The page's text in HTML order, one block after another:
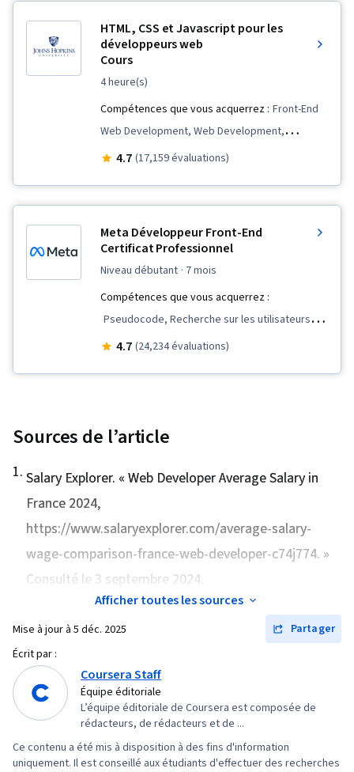
HTML, CSS et Javascript pour les
développeurs web
Cours
4 heure(s)
Compétences que vous acquerrez : Front-End
Web Development, Web Development,
Software Installation, Frontend Performance,
Development, Server Side, Web Applications,
Development Environment, HTML and CSS,
4.7 (17,159 évaluations)
Meta Développeur Front-End
Certificat Professionnel
niveau débutant · 7 mois
Compétences que vous acquerrez :
Pseudocode, Recherche sur les utilisateurs,
Réutilisation du code, Conception de
de balisage hypertexte (HTML), Javascript,
cascade (CSS), Conception centrée sur
Commandes Linux, Cadres JavaScript,
Recherche en design, Facilité d'utilisation,
Conception de l'interface et de l'expérience
(système de contrôle de version), Conception
de l'interface utilisateur (UI), Tests
sites web réactifs, Applications Web,
Développement Web Front-End, Examen
technique des logiciels, Web sémantique,
Stratégie UI/UX, Contrôle des versions, HTML et
CSS, Interface utilisateur (UI), Bootstrap
4.7 (24,234 évaluations)
Sources de l’article
1. Salary Explorer. « Web Developer Average Salary in
France 2024,
https://www.salaryexplorer.com/average-salary-
wage-comparison-france-web-developer-c74j774. »
Consulté le 3 septembre 2024.
Afficher toutes les sources
Mise à jour à 5 déc. 2025
Partager
Écrit par :
Coursera Staff
Équipe éditoriale
L’équipe éditoriale de Coursera est composée de
rédacteurs, de rédacteurs et de ...
Ce contenu a été mis à disposition à des fins d'information
uniquement. Il est conseillé aux étudiants d'effectuer des recherches